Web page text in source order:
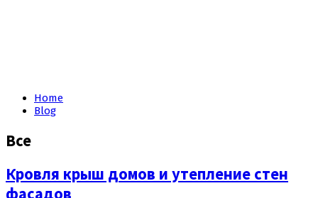
Home
Blog
Все
Кровля крыш домов и утепление стен
фасадов